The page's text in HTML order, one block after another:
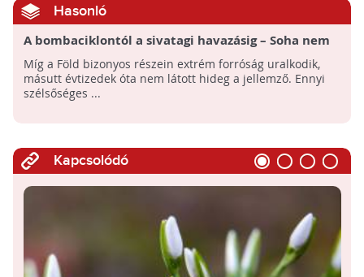
Hasonló
A bombaciklontól a sivatagi havazásig – Soha nem
volt ilyen szélsőséges a világ időjárása
Míg a Föld bizonyos részein extrém forróság uralkodik,
másutt évtizedek óta nem látott hideg a jellemző. Ennyi
szélsőséges ...
Kapcsolódó